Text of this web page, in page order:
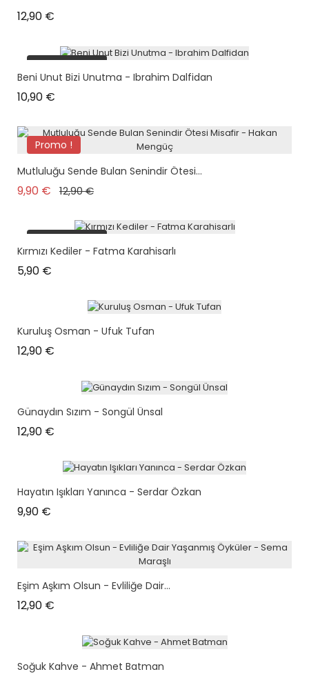
12,90 €
plus en stock
Beni Unut Bizi Unutma - Ibrahim Dalfidan
10,90 €
Promo !
Mutluluğu Sende Bulan Senindir Ötesi...
9,90 € Prix de base
12,90 €Prix
plus en stock
Kırmızı Kediler - Fatma Karahisarlı
5,90 €
Kuruluş Osman - Ufuk Tufan
12,90 €
Günaydın Sızım - Songül Ünsal
12,90 €
Hayatın Işıkları Yanınca - Serdar Özkan
9,90 €
Eşim Aşkım Olsun - Evliliğe Dair...
12,90 €
Soğuk Kahve - Ahmet Batman